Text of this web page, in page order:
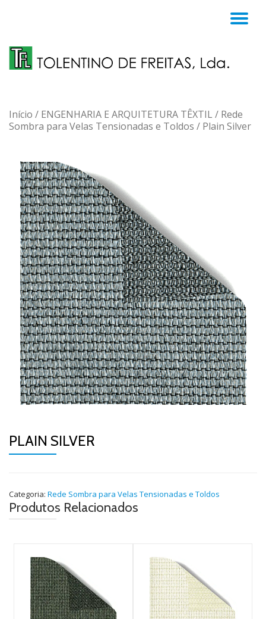
content
Início / ENGENHARIA E ARQUITETURA TÊXTIL / Rede
Sombra para Velas Tensionadas e Toldos / Plain Silver
PLAIN SILVER
Categoria: Rede Sombra para Velas Tensionadas e Toldos
Produtos Relacionados